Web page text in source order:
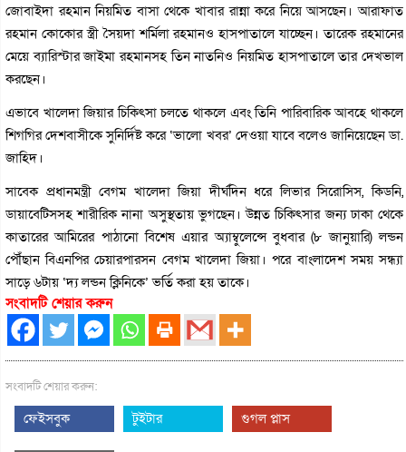
জোবাইদা রহমান নিয়মিত বাসা থেকে খাবার রান্না করে নিয়ে আসছেন। আরাফাত
রহমান কোকোর স্ত্রী সৈয়দা শর্মিলা রহমানও হাসপাতালে যাচ্ছেন। তারেক রহমানের
মেয়ে ব্যারিস্টার জাইমা রহমানসহ তিন নাতনিও নিয়মিত হাসপাতালে তার দেখভাল
করছেন।
এভাবে খালেদা জিয়ার চিকিৎসা চলতে থাকলে এবং তিনি পারিবারিক আবহে থাকলে
শিগগির দেশবাসীকে সুনির্দিষ্ট করে ‘ভালো খবর’ দেওয়া যাবে বলেও জানিয়েছেন ডা.
জাহিদ।
সাবেক প্রধানমন্ত্রী বেগম খালেদা জিয়া দীর্ঘদিন ধরে লিভার সিরোসিস, কিডনি,
ডায়াবেটিসসহ শারীরিক নানা অসুস্থতায় ভুগছেন। উন্নত চিকিৎসার জন্য ঢাকা থেকে
কাতারের আমিরের পাঠানো বিশেষ এয়ার অ্যাম্বুলেন্সে বুধবার (৮ জানুয়ারি) লন্ডন
পৌঁছান বিএনপির চেয়ারপারসন বেগম খালেদা জিয়া। পরে বাংলাদেশ সময় সন্ধ্যা
সাড়ে ৬টায় ‘দ্য লন্ডন ক্লিনিকে’ ভর্তি করা হয় তাকে।
সংবাদটি শেয়ার করুন
সংবাদটি শেয়ার করুন:
ফেইসবুক টুইটার গুগল প্লাস